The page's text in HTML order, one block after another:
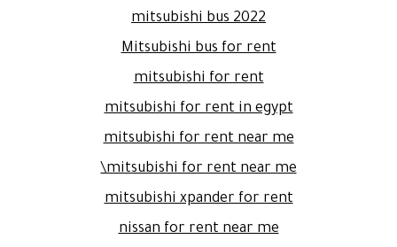
mitsubishi bus 2022
Mitsubishi bus for rent
mitsubishi for rent
mitsubishi for rent in egypt
mitsubishi for rent near me
mitsubishi for rent near me\
mitsubishi xpander for rent
nissan for rent near me